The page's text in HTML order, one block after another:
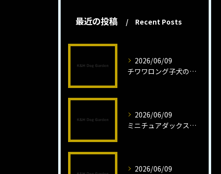
最近の投稿 Recent Posts
2026/06/09
チワワロング子犬の健康管理法とは
2026/06/09
ミニチュアダックスフンドロング子犬の魅力と育成法
2026/06/09